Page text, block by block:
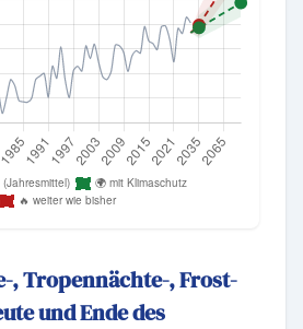
, Tropennächte-, Frost-
und Ende des